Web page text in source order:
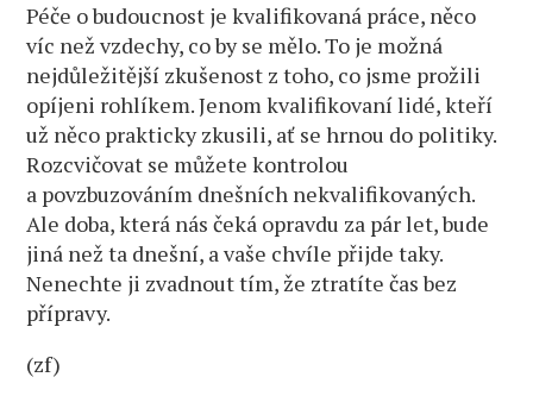
Péče o budoucnost je kvalifikovaná práce, něco
víc než vzdechy, co by se mělo. To je možná
nejdůležitější zkušenost z toho, co jsme prožili
opíjeni rohlíkem. Jenom kvalifikovaní lidé, kteří
už něco prakticky zkusili, ať se hrnou do politiky.
Rozcvičovat se můžete kontrolou
a povzbuzováním dnešních nekvalifikovaných.
Ale doba, která nás čeká opravdu za pár let, bude
jiná než ta dnešní, a vaše chvíle přijde taky.
Nenechte ji zvadnout tím, že ztratíte čas bez
přípravy.
(zf)